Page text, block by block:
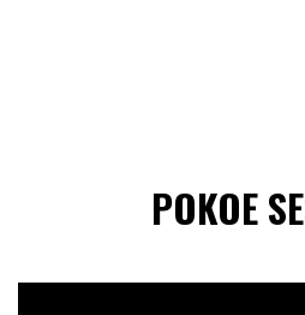
POKOE